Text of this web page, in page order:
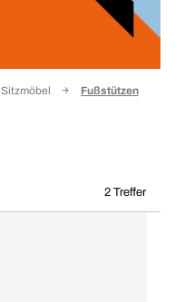
Sitzmöbel Fußstützen
2 Treffer